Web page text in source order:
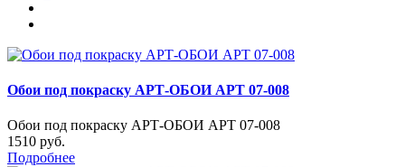
Обои под покраску АРТ-ОБОИ АРТ 07-008
Обои под покраску АРТ-ОБОИ АРТ 07-008
1510 руб.
Подробнее